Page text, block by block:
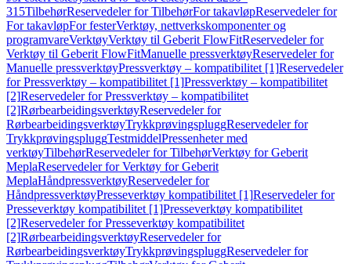
315TilbehørReservedeler for TilbehørFor takavløpReservedeler for
For takavløpFor festerVerktøy, nettverkskomponenter og
programvareVerktøyVerktøy til Geberit FlowFitReservedeler for
Verktøy til Geberit FlowFitManuelle pressverktøyReservedeler for
Manuelle pressverktøyPressverktøy – kompatibilitet [1]Reservedeler
for Pressverktøy – kompatibilitet [1]Pressverktøy – kompatibilitet
[2]Reservedeler for Pressverktøy – kompatibilitet
[2]RørbearbeidingsverktøyReservedeler for
RørbearbeidingsverktøyTrykkprøvingspluggReservedeler for
TrykkprøvingspluggTestmiddelPressenheter med
verktøyTilbehørReservedeler for TilbehørVerktøy for Geberit
MeplaReservedeler for Verktøy for Geberit
MeplaHåndpressverktøyReservedeler for
HåndpressverktøyPresseverktøy kompatibilitet [1]Reservedeler for
Presseverktøy kompatibilitet [1]Presseverktøy kompatibilitet
[2]Reservedeler for Presseverktøy kompatibilitet
[2]RørbearbeidingsverktøyReservedeler for
RørbearbeidingsverktøyTrykkprøvingspluggReservedeler for